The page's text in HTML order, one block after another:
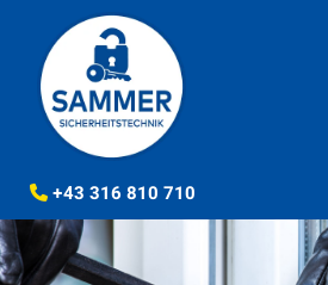
 +43 316 810 710